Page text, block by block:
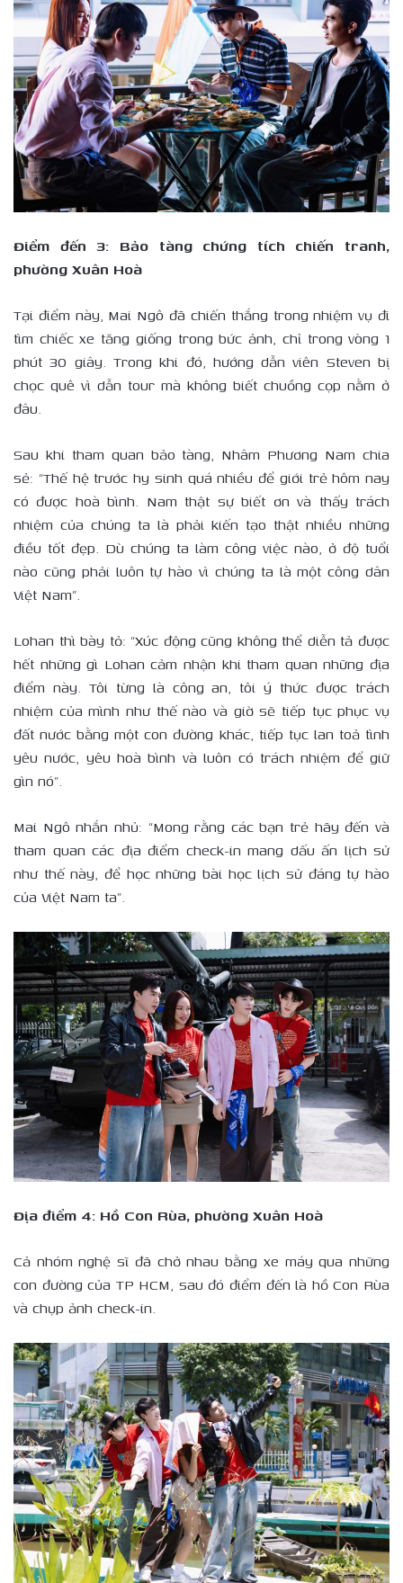
Điểm đến 3: Bảo tàng chứng tích chiến tranh,
phường Xuân Hoà
Tại điểm này, Mai Ngô đã chiến thắng trong nhiệm vụ đi
tìm chiếc xe tăng giống trong bức ảnh, chỉ trong vòng 1
phút 30 giây. Trong khi đó, hướng dẫn viên Steven bị
chọc quê vì dẫn tour mà không biết chuồng cọp nằm ở
đâu.
Sau khi tham quan bảo tàng, Nhâm Phương Nam chia
sẻ: “Thế hệ trước hy sinh quá nhiều để giới trẻ hôm nay
có được hoà bình. Nam thật sự biết ơn và thấy trách
nhiệm của chúng ta là phải kiến tạo thật nhiều những
điều tốt đẹp. Dù chúng ta làm công việc nào, ở độ tuổi
nào cũng phải luôn tự hào vì chúng ta là một công dân
Việt Nam”.
Lohan thì bày tỏ: “Xúc động cũng không thể diễn tả được
hết những gì Lohan cảm nhận khi tham quan những địa
điểm này. Tôi từng là công an, tôi ý thức được trách
nhiệm của mình như thế nào và giờ sẽ tiếp tục phục vụ
đất nước bằng một con đường khác, tiếp tục lan toả tình
yêu nước, yêu hoà bình và luôn có trách nhiệm để giữ
gìn nó”.
Mai Ngô nhắn nhủ: “Mong rằng các bạn trẻ hãy đến và
tham quan các địa điểm check-in mang dấu ấn lịch sử
như thế này, để học những bài học lịch sử đáng tự hào
của Việt Nam ta”.
Địa điểm 4: Hồ Con Rùa, phường Xuân Hoà
Cả nhóm nghệ sĩ đã chở nhau bằng xe máy qua những
con đường của TP HCM, sau đó điểm đến là hồ Con Rùa
và chụp ảnh check-in.